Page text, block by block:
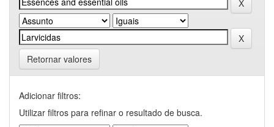
Retornar valores
Adicionar filtros:
Utilizar filtros para refinar o resultado de busca.